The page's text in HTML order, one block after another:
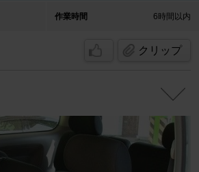
作業時間 6時間以内
クリップ